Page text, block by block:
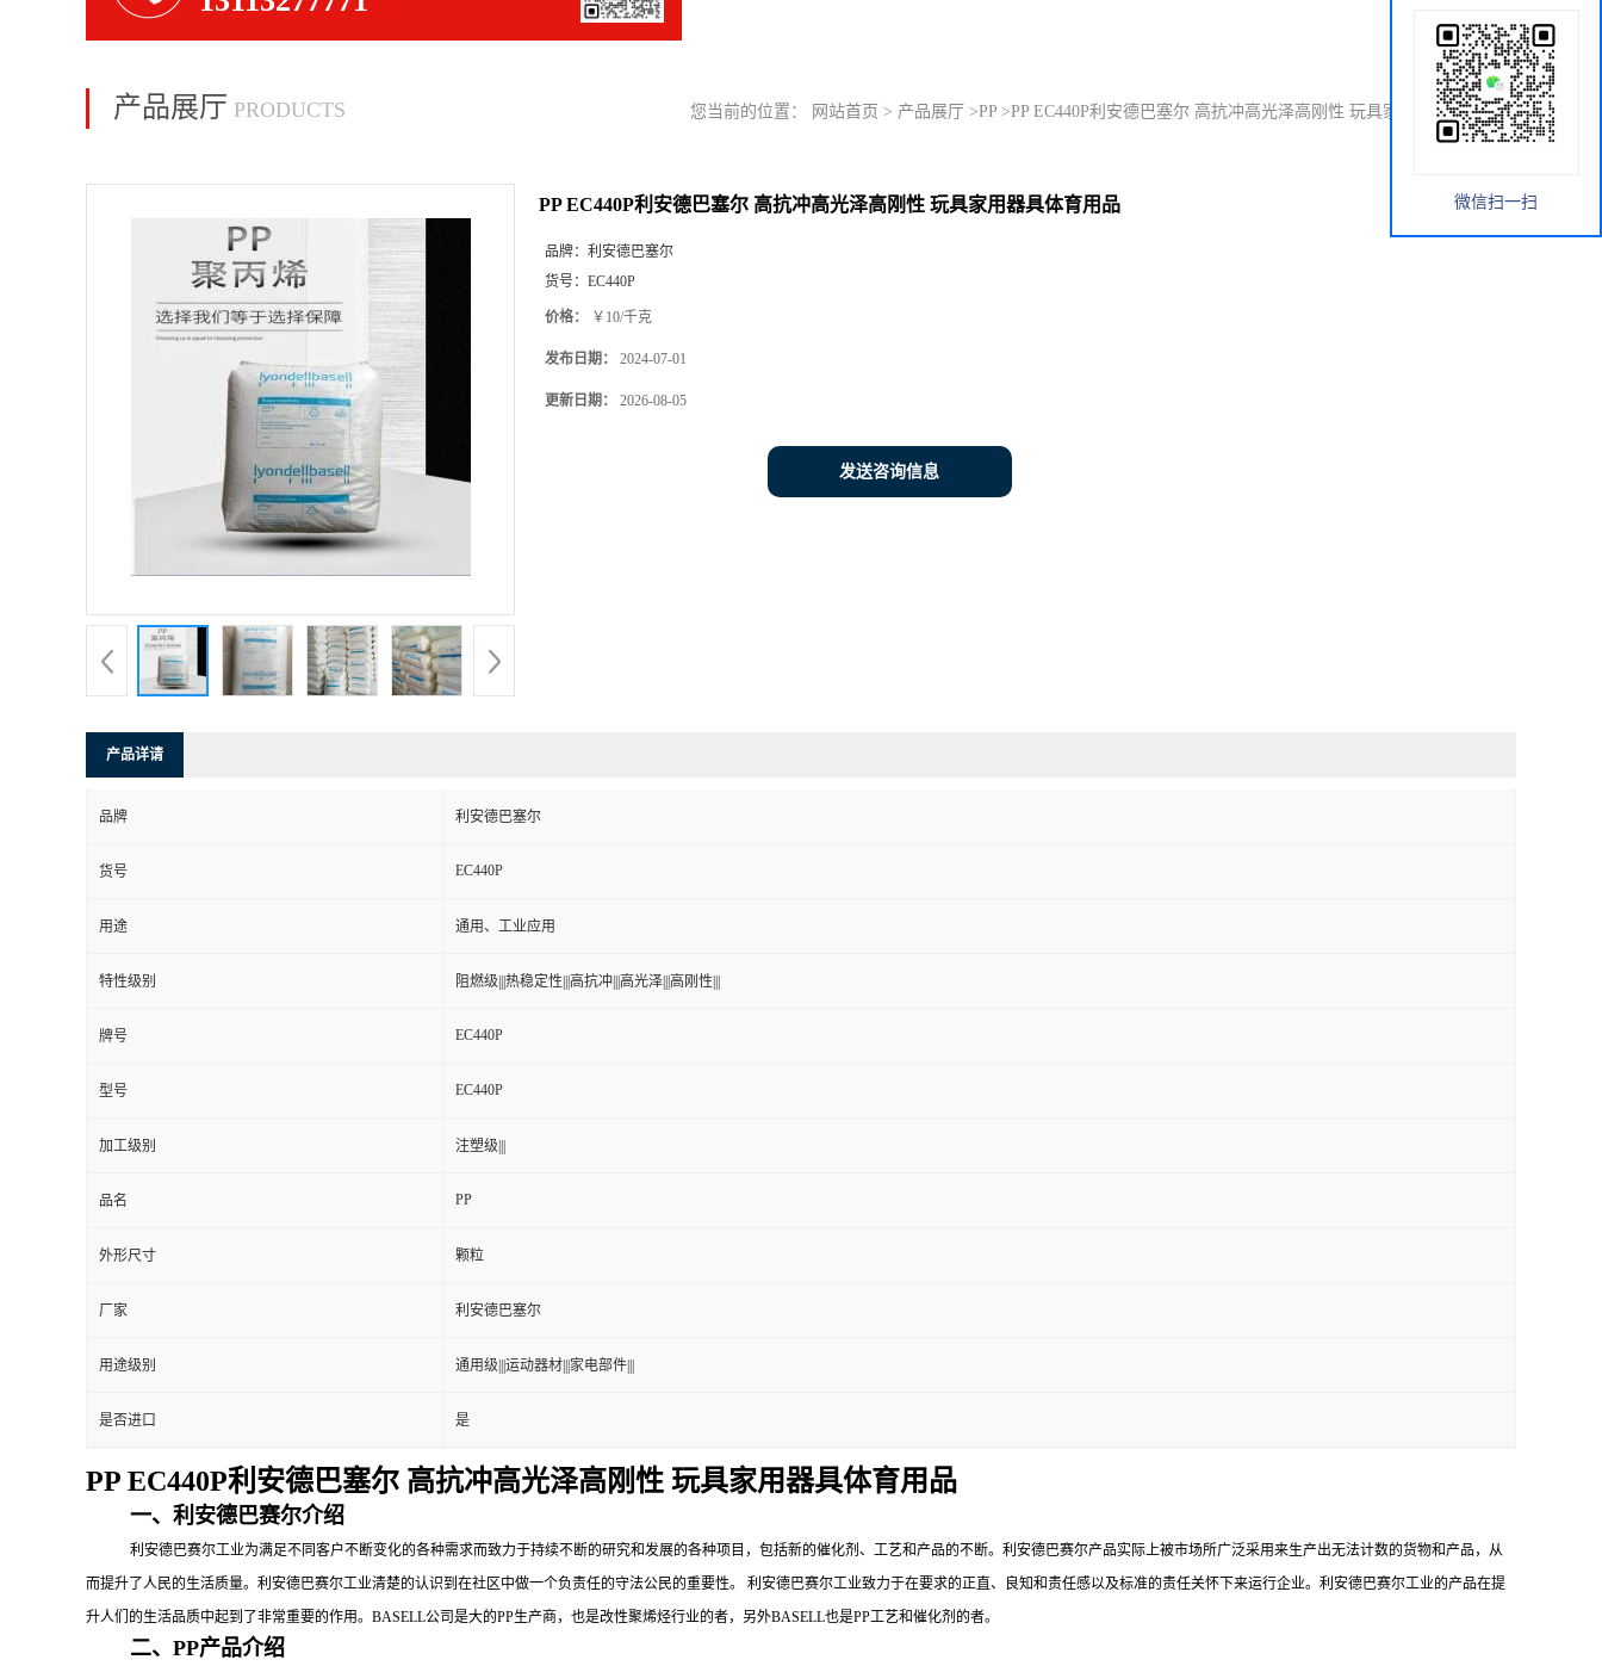
产品展厅 PRODUCTS 您当前的位置： 网站首页 > 产品展厅 >PP >PP EC440P利安德巴塞尔 高抗冲高光泽高刚性 玩具家用器具体育用品
PP EC440P利安德巴塞尔 高抗冲高光泽高刚性 玩具家用器具体育用品
品牌： 利安德巴塞尔
货号： EC440P
价格： ￥10/千克
发布日期： 2024-07-01
更新日期： 2026-08-05
发送咨询信息
产品详请
品牌 利安德巴塞尔
货号 EC440P
用途 通用、工业应用
特性级别 阻燃级|||热稳定性|||高抗冲|||高光泽|||高刚性|||
牌号 EC440P
型号 EC440P
加工级别 注塑级|||
品名 PP
外形尺寸 颗粒
厂家 利安德巴塞尔
用途级别 通用级|||运动器材|||家电部件|||
是否进口 是
PP EC440P利安德巴塞尔 高抗冲高光泽高刚性 玩具家用器具体育用品
一、利安德巴赛尔介绍
利安德巴赛尔工业为满足不同客户不断变化的各种需求而致力于持续不断的研究和发展的各种项目，包括新的催化剂、工艺和产品的不断。利安德巴赛尔产品实际上被市场所广泛采用来生产出无法计数的货物和产品，从
而提升了人民的生活质量。利安德巴赛尔工业清楚的认识到在社区中做一个负责任的守法公民的重要性。
利安德巴赛尔工业致力于在要求的正直、良知和责任感以及标准的责任关怀下来运行企业。利安德巴赛尔工业的产品在提
升人们的生活品质中起到了非常重要的作用。 BASELL公司是大的PP生产商，也是改性聚烯烃行业的者，另外BASELL也是PP工艺和催化剂的者。
二、PP产品介绍
微信扫一扫